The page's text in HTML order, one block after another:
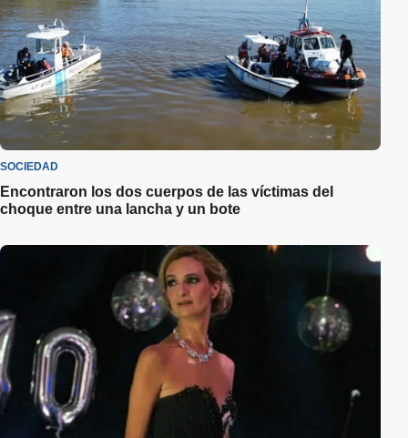
SOCIEDAD
Encontraron los dos cuerpos de las víctimas del
choque entre una lancha y un bote